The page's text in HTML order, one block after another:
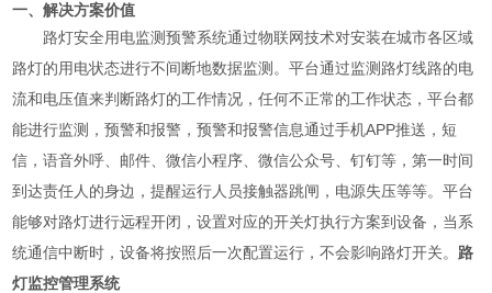
一、解决方案价值
路灯安全用电监测预警系统通过物联网技术对安装在城市各区域
路灯的用电状态进行不间断地数据监测。平台通过监测路灯线路的电
流和电压值来判断路灯的工作情况，任何不正常的工作状态，平台都
能进行监测，预警和报警，预警和报警信息通过手机APP推送，短
信，语音外呼、邮件、微信小程序、微信公众号、钉钉等，第一时间
到达责任人的身边，提醒运行人员接触器跳闸，电源失压等等。平台
能够对路灯进行远程开闭，设置对应的开关灯执行方案到设备，当系
统通信中断时，设备将按照后一次配置运行，不会影响路灯开关。 路
灯监控管理系统